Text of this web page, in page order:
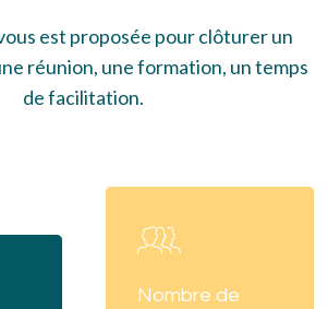
est proposée pour clôturer un
réunion, une formation, un temps
de facilitation.
Nombre de